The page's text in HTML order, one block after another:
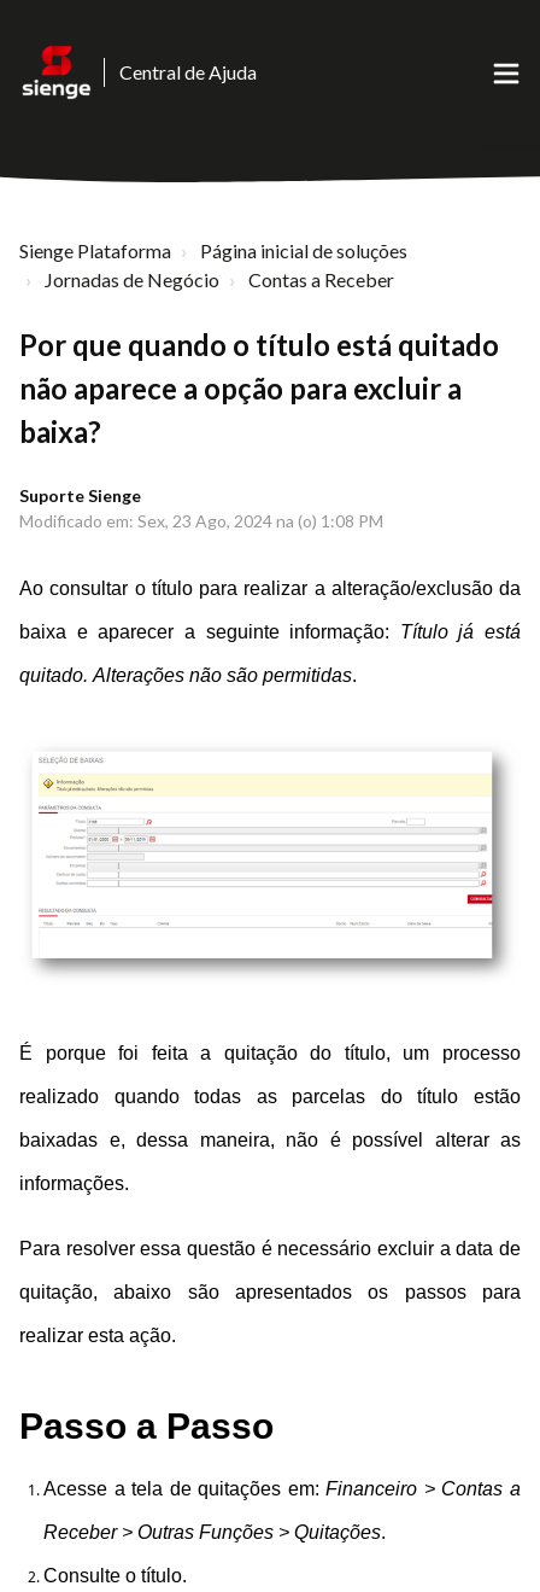
Central de Ajuda
Sienge Plataforma
Página inicial de soluções
Jornadas de Negócio
Contas a Receber
Por que quando o título está quitado
não aparece a opção para excluir a
baixa?
Suporte Sienge
Modificado em: Sex, 23 Ago, 2024 na (o) 1:08 PM
Ao consultar o título para realizar a alteração/exclusão da
baixa e aparecer a seguinte informação: Título já está
quitado. Alterações não são permitidas.
É porque foi feita a quitação do título, um processo
realizado quando todas as parcelas do título estão
baixadas e, dessa maneira, não é possível alterar as
informações.
Para resolver essa questão é necessário excluir a data de
quitação, abaixo são apresentados os passos para
realizar esta ação.
Passo a Passo
Acesse a tela de quitações em:Financeiro > Contas a
Receber > Outras Funções > Quitações.
Consulte o título.